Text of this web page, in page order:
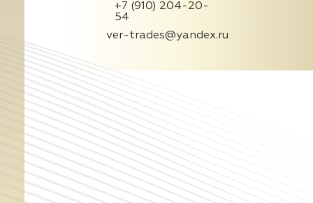
+7 (910) 204-20-
54
ver-trades@yandex.ru